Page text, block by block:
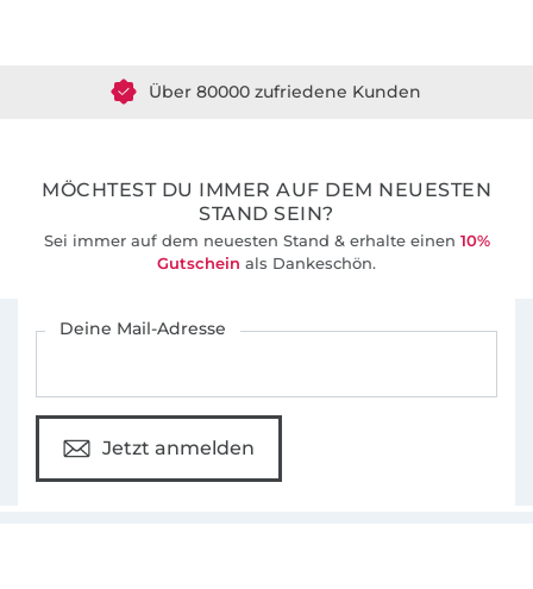
MÖCHTEST DU IMMER AUF DEM NEUESTEN
STAND SEIN?
Sei immer auf dem neuesten Stand & erhalte einen 10%
Gutschein als Dankeschön.
Deine Mail-Adresse
Jetzt anmelden